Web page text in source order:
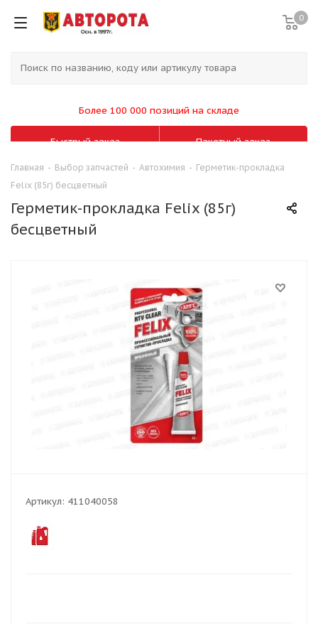
0
Более 100 000 позиций на складе
Быстрый заказ Пакетный заказ
Главная - Выбор запчастей - Автохимия - Герметик-прокладка
Felix (85г) бесцветный
Герметик-прокладка Felix (85г)
бесцветный
Артикул: 411040058